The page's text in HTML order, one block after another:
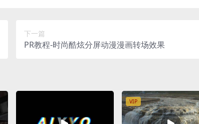
下一篇
PR教程-时尚酷炫分屏动漫漫画转场效果
VIP